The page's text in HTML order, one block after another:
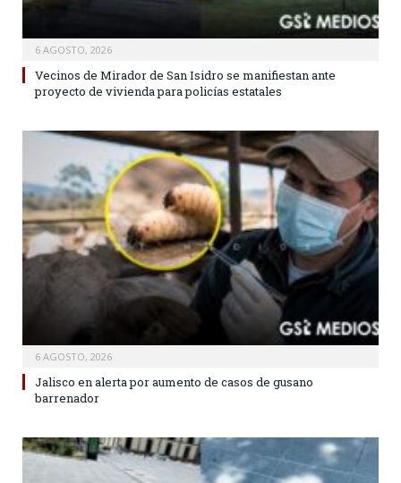
6 AGOSTO, 2026
Vecinos de Mirador de San Isidro se manifiestan ante
proyecto de vivienda para policías estatales
6 AGOSTO, 2026
Jalisco en alerta por aumento de casos de gusano
barrenador